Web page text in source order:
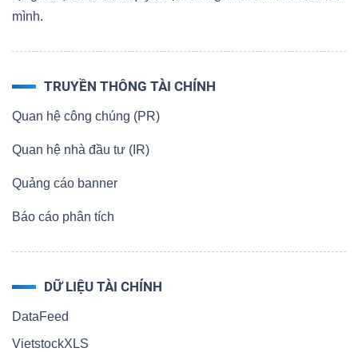
mình.
TRUYỀN THÔNG TÀI CHÍNH
Quan hệ công chúng (PR)
Quan hệ nhà đầu tư (IR)
Quảng cáo banner
Báo cáo phân tích
DỮ LIỆU TÀI CHÍNH
DataFeed
VietstockXLS